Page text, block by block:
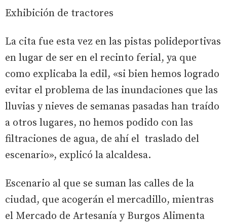
Exhibición de tractores
La cita fue esta vez en las pistas polideportivas
en lugar de ser en el recinto ferial, ya que
como explicaba la edil, «si bien hemos logrado
evitar el problema de las inundaciones que las
lluvias y nieves de semanas pasadas han traído
a otros lugares, no hemos podido con las
filtraciones de agua, de ahí el traslado del
escenario», explicó la alcaldesa.
Escenario al que se suman las calles de la
ciudad, que acogerán el mercadillo, mientras
el Mercado de Artesanía y Burgos Alimenta